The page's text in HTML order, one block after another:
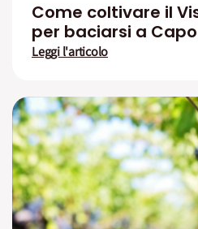
Come coltivare il
per baciarsi a
Leggi l'articolo